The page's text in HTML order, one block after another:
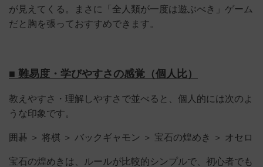
が見えてくる。まさに「全人類が一度は遊ぶべき」ゲーム
だと胸を張っておすすめできます。
■ 難易度・学びやすさの感覚（個人比）
教えやすさ・理解しやすさで並べると、個人的には次のよ
うな印象です。
囲碁 ＞ 将棋 ＞ バックギャモン ＞ 宝石の煌めき ＞ オセロ
宝石の煌めきは、ルールが比較的シンプルで、初心者でも